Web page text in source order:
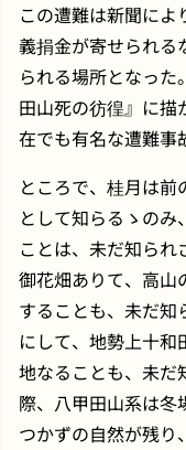
この遭難は新聞に
義捐金が寄せられる
られる場所となっ
田山死の彷徨』に
在でも有名な遭難事
ところで、桂月は
として知らるゝの
ことは、未だ知ら
御花畑ありて、高山
することも、未だ知
にして、地勢上十
地なることも、未だ
際、八甲田山系は
つかずの自然が残